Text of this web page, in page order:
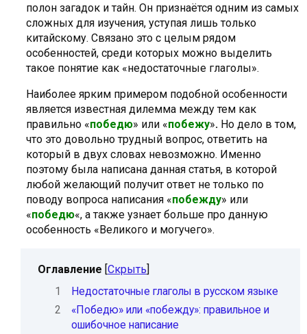
полон загадок и тайн. Он признаётся одним из самых
сложных для изучения, уступая лишь только
китайскому. Связано это с целым рядом
особенностей, среди которых можно выделить
такое понятие как «недостаточные глаголы».
Наиболее ярким примером подобной особенности
является известная дилемма между тем как
правильно «победю» или «побежу». Но дело в том,
что это довольно трудный вопрос, ответить на
который в двух словах невозможно. Именно
поэтому была написана данная статья, в которой
любой желающий получит ответ не только по
поводу вопроса написания «побежду» или
«победю«, а также узнает больше про данную
особенность «Великого и могучего».
Оглавление [Скрыть]
1
Недостаточные глаголы в русском языке
2
«Победю» или «побежду»: правильное и
ошибочное написание